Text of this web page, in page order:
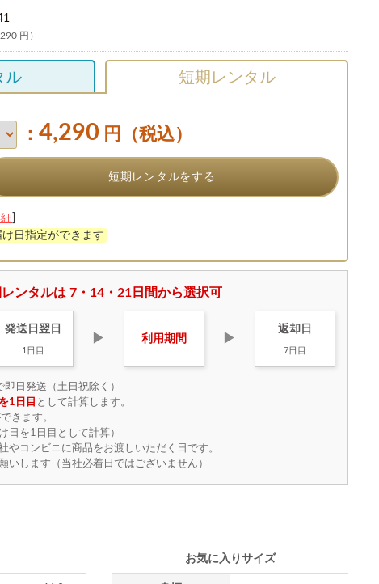
円）
ル 短期レンタル
： 4,290 円（税込）
短期レンタルをする
日指定ができます
ンタルは 7・14・21日間から選択可
発送日 翌日
1日目
▶ 利用期間 ▶
返却日
7日目
即日発送（土日祝除く）
1日目 として計算します。
きます。
日を1日目として計算）
やコンビニに商品をお渡しいただく日です。
いします（当社必着日ではございません）
お気に入りサイズ